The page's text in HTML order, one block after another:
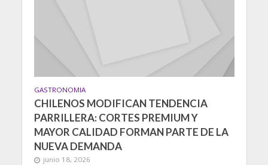
GASTRONOMIA
CHILENOS MODIFICAN TENDENCIA
PARRILLERA: CORTES PREMIUM Y
MAYOR CALIDAD FORMAN PARTE DE LA
NUEVA DEMANDA
junio 18, 2026